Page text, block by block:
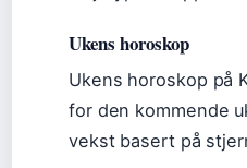
Ukens horoskop
Ukens horoskop på
for den kommende
vekst basert på